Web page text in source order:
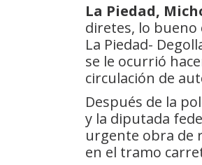
La Piedad,
diretes, lo
La Piedad-
se le ocurrió
circulación de
Después de la
y la diputada
urgente obra de
en el tramo